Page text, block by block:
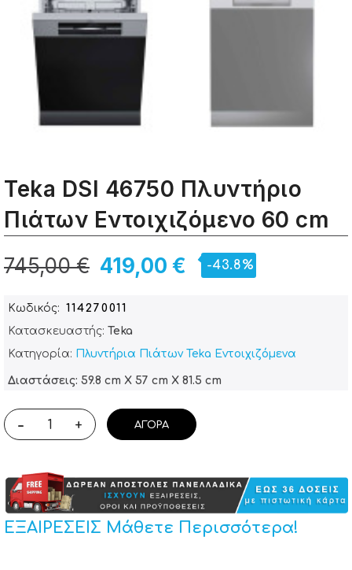
Teka DSI 46750 Πλυντήριο
Πιάτων Εντοιχιζόμενο 60 cm
419,00 €
745,00 € -43.8%
Κωδικός
114270011
Κατασκευαστής: Teka
Κατηγορία: Πλυντήρια Πιάτων Teka Εντοιχιζόμενα
Διαστάσεις: 59.8 cm X 57 cm X 81.5 cm
- + ΑΓΟΡΆ
ΕΞΑΙΡΕΣΕΙΣ Μάθετε Περισσότερα!